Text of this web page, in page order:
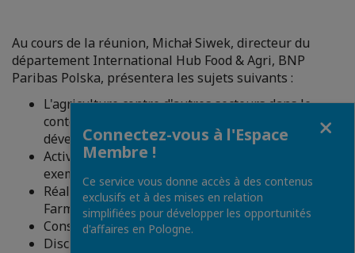
Au cours de la réunion, Michał Siwek, directeur du
département International Hub Food & Agri, BNP
Paribas Polska, présentera les sujets suivants :
L'agriculture contre d'autres secteurs dans le
contexte du changement climatique et du
développement durable
Activités pro-climatiques des entreprises -
exemples choisis
Réalité politique et réglementaire - Green Deal et
Farm est la Fork Strategy de l'Union européenne
Consommateur - attentes «vertes»
Discussion
Connectez-vous à l'Espace
Membre !
Ce service vous donne accès à des contenus
exclusifs et à des mises en relation
simplifiées pour développer les opportunités
d'affaires en Pologne.